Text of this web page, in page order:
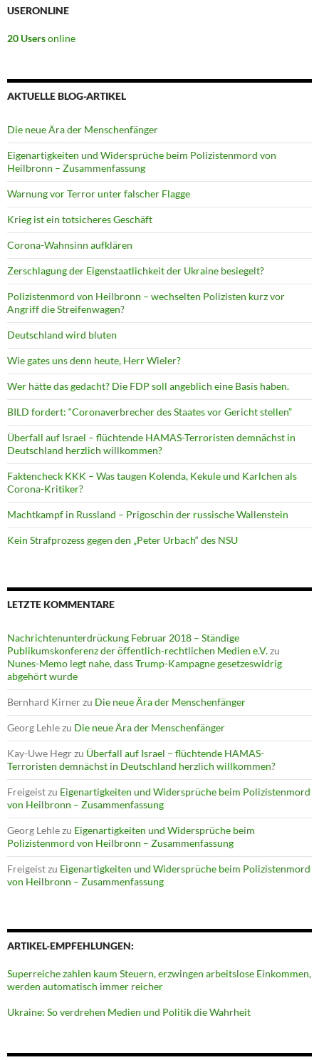
USERONLINE
20 Usersonline
AKTUELLE BLOG-ARTIKEL
Die neue Ära der Menschenfänger
Eigenartigkeiten und Widersprüche beim Polizistenmord von
Heilbronn – Zusammenfassung
Warnung vor Terror unter falscher Flagge
Krieg ist ein totsicheres Geschäft
Corona-Wahnsinn aufklären
Zerschlagung der Eigenstaatlichkeit der Ukraine besiegelt?
Polizistenmord von Heilbronn – wechselten Polizisten kurz vor
Angriff die Streifenwagen?
Deutschland wird bluten
Wie gates uns denn heute, Herr Wieler?
Wer hätte das gedacht? Die FDP soll angeblich eine Basis haben.
BILD fordert: “Coronaverbrecher des Staates vor Gericht stellen”
Überfall auf Israel – flüchtende HAMAS-Terroristen demnächst in
Deutschland herzlich willkommen?
Faktencheck KKK – Was taugen Kolenda, Kekule und Karlchen als
Corona-Kritiker?
Machtkampf in Russland – Prigoschin der russische Wallenstein
Kein Strafprozess gegen den „Peter Urbach“ des NSU
LETZTE KOMMENTARE
Nachrichtenunterdrückung Februar 2018 – Ständige
Publikumskonferenz der öffentlich-rechtlichen Medien e.V.zu
Nunes-Memo legt nahe, dass Trump-Kampagne gesetzeswidrig
abgehört wurde
Bernhard Kirnerzu Die neue Ära der Menschenfänger
Georg Lehlezu Die neue Ära der Menschenfänger
Kay-Uwe Hegrzu Überfall auf Israel – flüchtende HAMAS-
Terroristen demnächst in Deutschland herzlich willkommen?
Freigeistzu Eigenartigkeiten und Widersprüche beim Polizistenmord
von Heilbronn – Zusammenfassung
Georg Lehlezu Eigenartigkeiten und Widersprüche beim
Polizistenmord von Heilbronn – Zusammenfassung
Freigeistzu Eigenartigkeiten und Widersprüche beim Polizistenmord
von Heilbronn – Zusammenfassung
ARTIKEL-EMPFEHLUNGEN:
Superreiche zahlen kaum Steuern, erzwingen arbeitslose Einkommen,
werden automatisch immer reicher
Ukraine: So verdrehen Medien und Politik die Wahrheit